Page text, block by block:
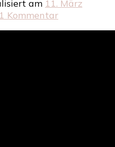
am 11. März
1 Kommentarzu